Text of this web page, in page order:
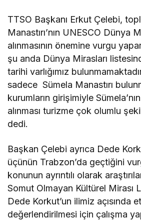
TTSO Başkanı Erkut Çelebi,
Manastırı’nın UNESCO Dünya
alınmasının önemine vurgu
şu anda Dünya Mirasları
tarihi varlığımız
sadece Sümela Manastırı
kurumların girişimiyle
alınması turizme çok olumlu
dedi.
Başkan Çelebi ayrıca Dede
üçünün Trabzon’da geçtiğini
konunun ayrıntılı olarak
Somut Olmayan Kültürel Mirası
Dede Korkut’un ilimiz açısında
değerlendirilmesi için çalışma